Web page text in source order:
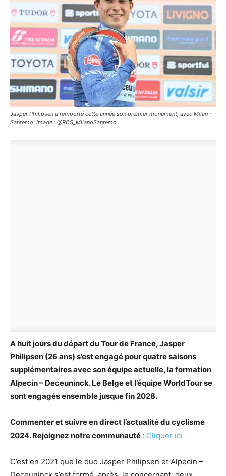
Jasper Philipsen a remporté cette année son premier monument, avec Milan -
Sanremo. Image : @RCS_MilanoSanremo
A huit jours du départ du Tour de France, Jasper
Philipsen (26 ans) s’est engagé pour quatre saisons
supplémentaires avec son équipe actuelle, la formation
Alpecin – Deceuninck. Le Belge et l’équipe WorldTour se
sont engagés ensemble jusque fin 2028.
Commenter et suivre en direct l’actualité du cyclisme
2024. Rejoignez notre communauté : Cliquer ici
C’est en 2021 que le duo Jasper Philipsen et Alpecin –